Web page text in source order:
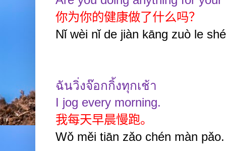
你为你的健康做了什么吗？
Nǐ wèi nǐ de jiàn kāng zuò le
ฉันวิ่งจ๊อกกิ้งทุกเช้า
I jog every morning.
我每天早晨慢跑。
Wǒ měi tiān zǎo chén màn pǎo.